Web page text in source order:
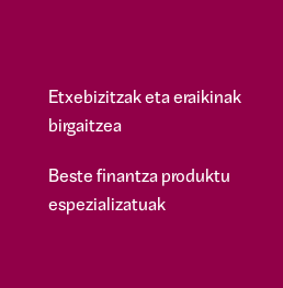
Etxebizitzak eta eraikinak
birgaitzea
Beste finantza produktu
espezializatuak